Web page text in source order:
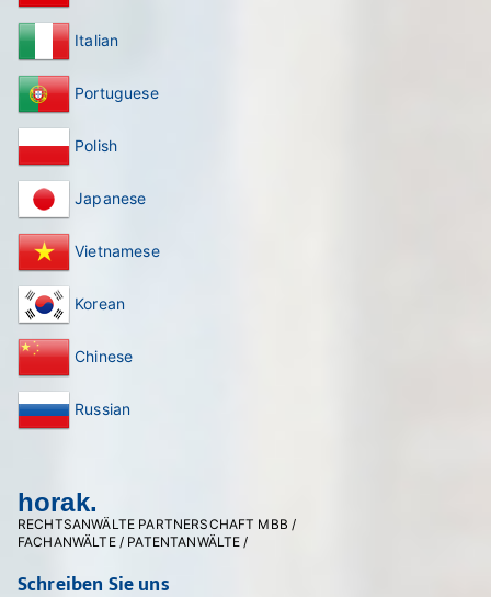
Italian
Portuguese
Polish
Japanese
Vietnamese
Korean
Chinese
Russian
horak.
RECHTSANWÄLTE PARTNERSCHAFT MBB /
FACHANWÄLTE / PATENTANWÄLTE /
Schreiben Sie uns